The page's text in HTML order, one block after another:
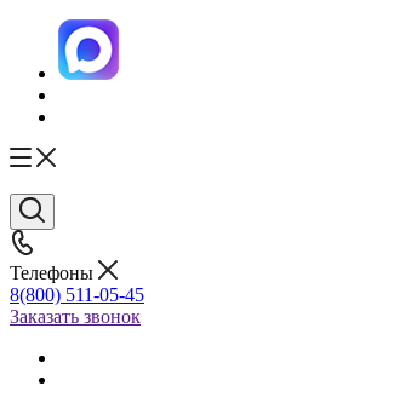
Телефоны
8(800) 511-05-45
Заказать звонок